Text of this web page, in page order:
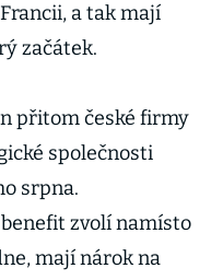
a tak mají
začátek.
přitom české firmy
společnosti
srpna.
zvolí namísto
mají nárok na